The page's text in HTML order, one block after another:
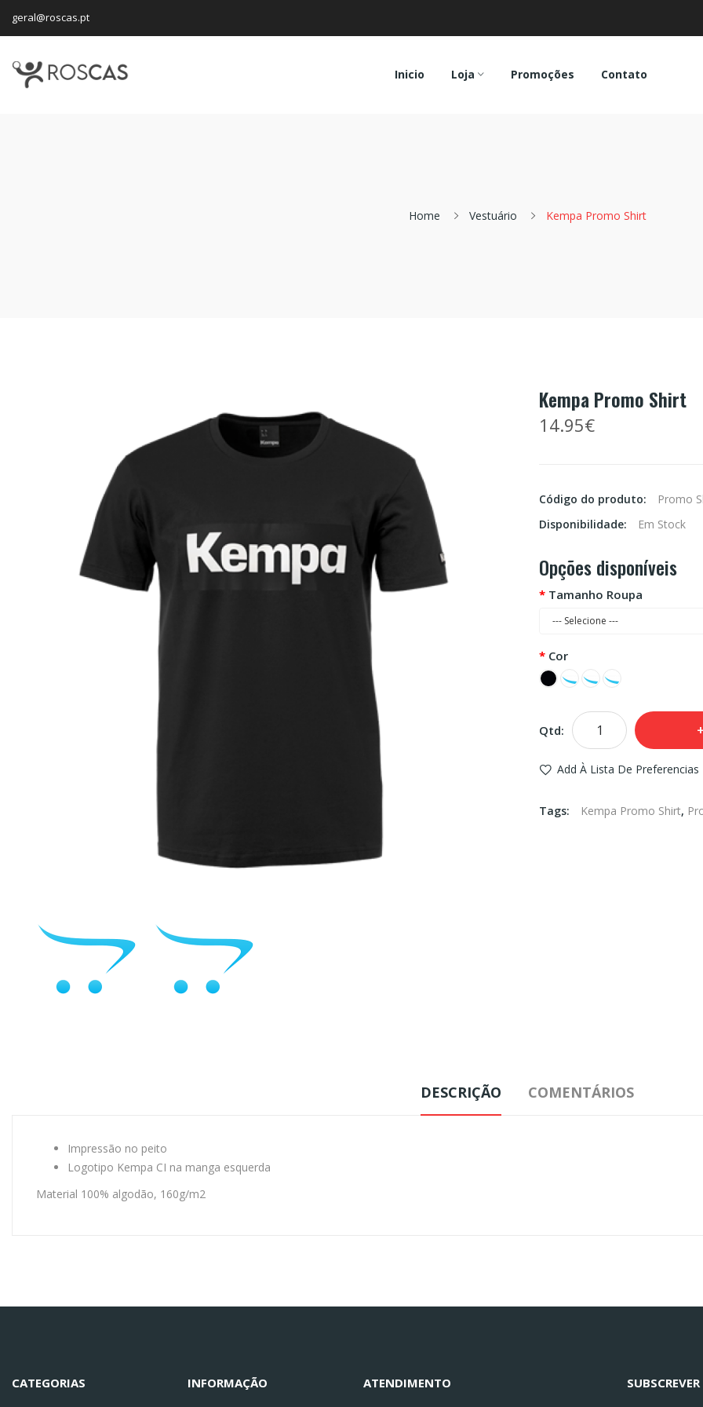
geral@roscas.pt
Inicio Loja Promoções Contato
Home Vestuário Kempa Promo Shirt
Kempa Promo Shirt
14.95€
Código do produto:
Promo
Disponibilidade:
Em Stock
Opções disponíveis
Tamanho Roupa
Cor
Qtd:
Add À Lista De Preferencias
Tags: Kempa Promo Shirt,
DESCRIÇÃO COMENTÁRIOS
Impressão no peito
Logotipo Kempa CI na manga esquerda
Material 100% algodão, 160g/m2
CATEGORIAS INFORMAÇÃO ATENDIMENTO